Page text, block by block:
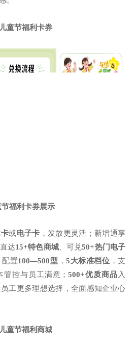
童节福利卡券
节福利卡券展示
或电子卡 ，发放更灵活；新增通享
达15+特色商城、可兑50+热门电子
配置100—500型 ，5大标准档位 ，支
管控与员工满意；500+优质商品 入
工更多理想选择，全面感知企业心
童节福利商城